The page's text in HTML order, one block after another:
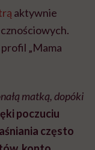
aktywnie
„Mama
matką, dopóki
poczuciu
często